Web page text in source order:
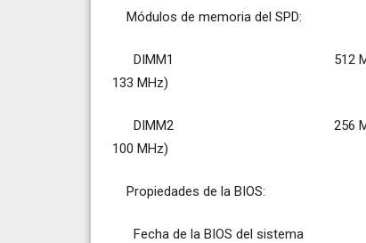
Módulos de memoria del SPD:
DIMM1 512 MB PC2700
133 MHz)
DIMM2 256 MB PC2100
100 MHz)
Propiedades de la BIOS:
Fecha de la BIOS del sistema